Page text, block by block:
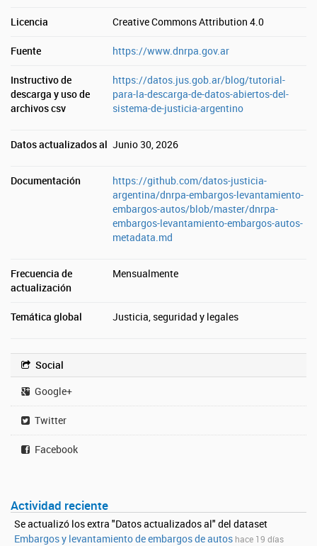
Licencia Creative Commons Attribution 4.0
Fuente https://www.dnrpa.gov.ar
Instructivo de
descarga y uso de
archivos csv
https://datos.jus.gob.ar/blog/tutorial-
para-la-descarga-de-datos-abiertos-del-
sistema-de-justicia-argentino
Datos actualizados al Junio 30, 2026
Documentación
https://github.com/datos-justicia-
argentina/dnrpa-embargos-levantamiento-
embargos-autos/blob/master/dnrpa-
embargos-levantamiento-embargos-autos-
metadata.md
Frecuencia de
actualización
Mensualmente
Temática global Justicia, seguridad y legales
Social
Google+
Twitter
Facebook
Actividad reciente
Se actualizó los extra "Datos actualizados al" del dataset
Embargos y levantamiento de embargos de autos hace 19 días